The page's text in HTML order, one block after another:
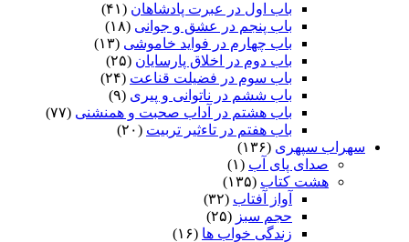
باب اول در عبرت پادشاهان (۴۱)
باب پنجم در عشق و جوانى (۱۸)
باب چهارم در فواید خاموشى (۱۳)
باب دوم در اخلاق پارسایان (۲۵)
باب سوم در فضیلت قناعت (۲۴)
باب ششم در ناتوانى و پیرى (۹)
باب هشتم در آداب صحبت و همنشنى (۷۷)
باب هفتم در تاءثیر تربیت (۲۰)
سهراب سپهری (۱۳۶)
صدای پای آب (۱)
هشت کتاب (۱۳۵)
آواز آفتاب (۳۲)
حجم سبز (۲۵)
زندگی خواب ها (۱۶)